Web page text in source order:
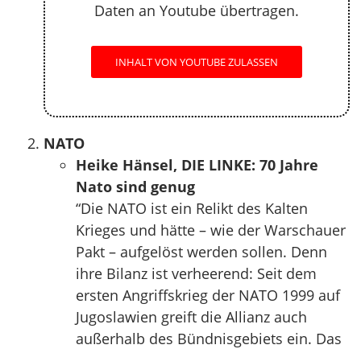
Daten an Youtube übertragen.
INHALT VON YOUTUBE ZULASSEN
NATO
Heike Hänsel, DIE LINKE: 70 Jahre
Nato sind genug
“Die NATO ist ein Relikt des Kalten
Krieges und hätte – wie der Warschauer
Pakt – aufgelöst werden sollen. Denn
ihre Bilanz ist verheerend: Seit dem
ersten Angriffskrieg der NATO 1999 auf
Jugoslawien greift die Allianz auch
außerhalb des Bündnisgebiets ein. Das